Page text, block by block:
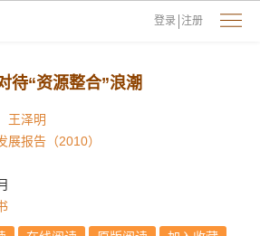
登录 注册
待“资源整合”浪潮
王泽明
展报告（2010）